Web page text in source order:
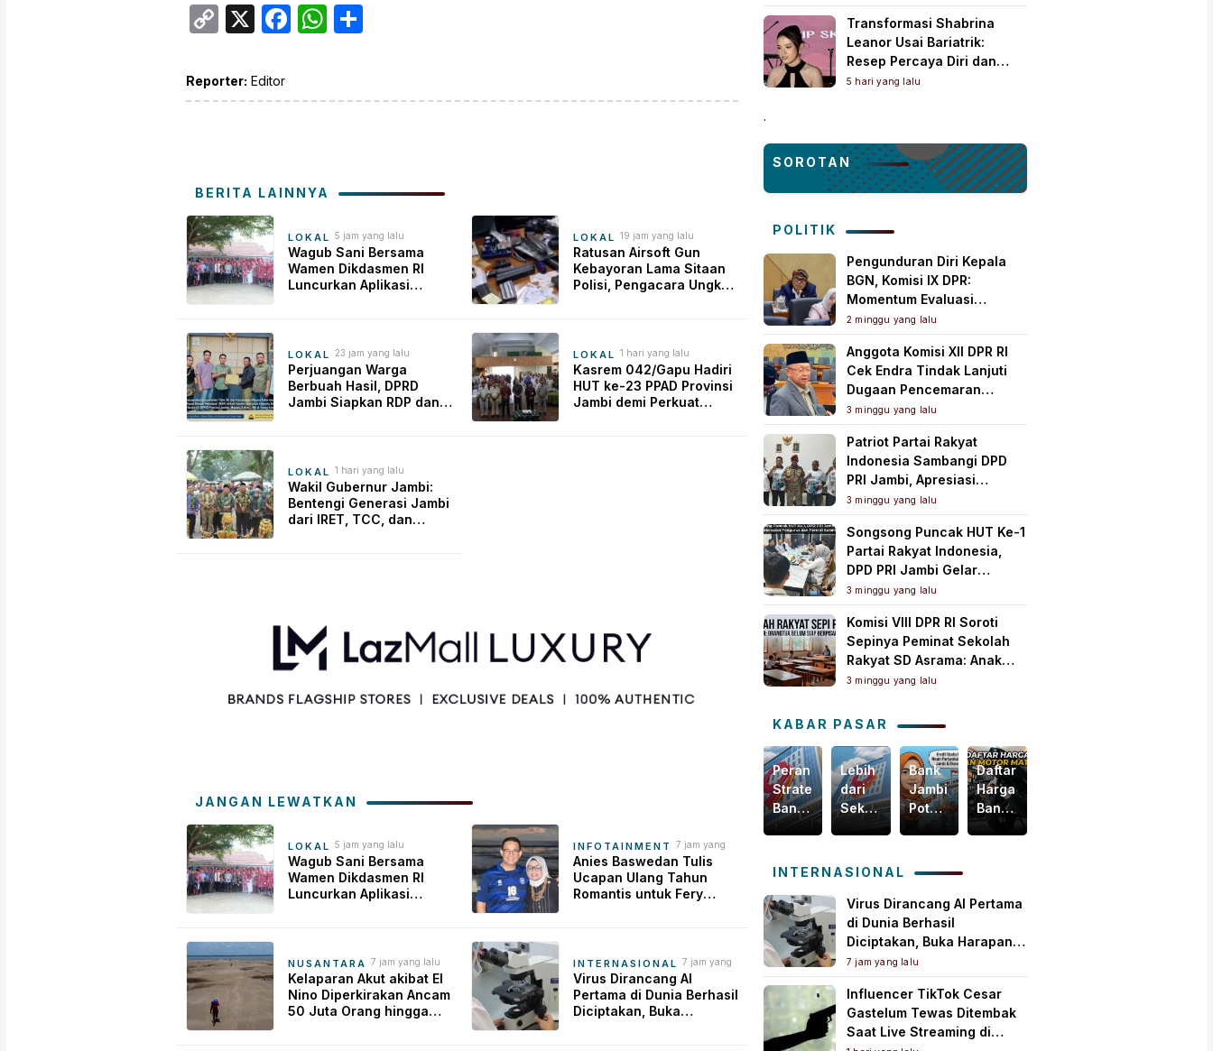
Copy
X Facebook
WhatsApp
Reporter: Editor
BERITA LAINNYA
LOKAL 5 jam yang lalu
Wagub Sani Bersama
Wamen Dikdasmen RI
Luncurkan Aplikasi
LOKAL 19 jam yang lalu
Ratusan Airsoft Gun
Kebayoran Lama Sitaan
Polisi, Pengacara Ungkap
LOKAL 23 jam yang lalu
Perjuangan Warga
Berbuah Hasil, DPRD
Jambi Siapkan RDP dan
LOKAL 1 hari yang lalu
Kasrem 042/Gapu Hadiri
HUT ke-23 PPAD Provinsi
Jambi demi Perkuat
LOKAL 1 hari yang lalu
Wakil Gubernur Jambi:
Bentengi Generasi Jambi
dari IRET, TCC, dan
JANGAN LEWATKAN
LOKAL 5 jam yang lalu
Wagub Sani Bersama
Wamen Dikdasmen RI
Luncurkan Aplikasi
INFOTAINMENT
7 jam yang
lalu
Anies Baswedan Tulis
Ucapan Ulang Tahun
Romantis untuk Fery
NUSANTARA 7 jam yang lalu
Kelaparan Akut akibat El
Nino Diperkirakan Ancam
50 Juta Orang hingga
INTERNASIONAL 7 jam yang
lalu
Virus Dirancang AI
Pertama di Dunia Berhasil
Diciptakan, Buka
Transformasi Shabrina
Leanor Usai Bariatrik:
Resep Percaya Diri dan
Rahasia Body Shaping
5 hari yang lalu
.
SOROTAN
POLITIK
Pengunduran Diri Kepala
BGN, Komisi IX DPR:
Momentum Evaluasi
Menyeluruh Program MBG
2 minggu yang lalu
Anggota Komisi XII DPR RI
Cek Endra Tindak Lanjuti
Dugaan Pencemaran
Lingkungan PT Samudera
Mahkota Mas
3 minggu yang lalu
Patriot Partai Rakyat
Indonesia Sambangi DPD
PRI Jambi, Apresiasi
Kesiapan dan Dukung Asta
Cita Presiden
3 minggu yang lalu
Songsong Puncak HUT Ke-1
Partai Rakyat Indonesia,
DPD PRI Jambi Gelar
Perkenalan Pengurus dan
Pererat Soliditas
3 minggu yang lalu
Komisi VIII DPR RI Soroti
Sepinya Peminat Sekolah
Rakyat SD Asrama: Anak
Masih Butuh Dekat Orang
3 minggu yang lalu
KABAR PASAR
Peran
Strategis
Bank
Jambi
Mengakselerasi
Daerah
Lebih
dari
Sekadar
Bisnis,
Intip
Bank
Jambi
Menebar
Kebaikan
untuk
Masyarakat!
Bank
Jambi
Potensial
Garap
Mesin
Baru
Pertumbuhan
Ekonomi
Daerah
Daftar
Harga
Ban
Motor
Rp150
INTERNASIONAL
Virus Dirancang AI Pertama
di Dunia Berhasil
Diciptakan, Buka Harapan
Pengobatan Baru Sekaligus
Picu Kekhawatiran
7 jam yang lalu
Influencer TikTok Cesar
Gastelum Tewas Ditembak
Saat Live Streaming di